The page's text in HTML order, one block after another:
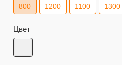
800 1200 1100 1300
Цвет